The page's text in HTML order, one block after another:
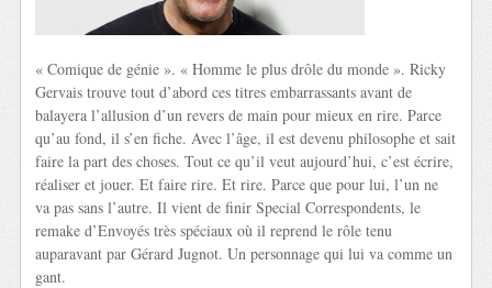
« Comique de génie ». « Homme le plus drôle du monde ». Ricky
Gervais trouve tout d’abord ces titres embarrassants avant de
balayera l’allusion d’un revers de main pour mieux en rire. Parce
qu’au fond, il s’en fiche. Avec l’âge, il est devenu philosophe et sait
faire la part des choses. Tout ce qu’il veut aujourd’hui, c’est écrire,
réaliser et jouer. Et faire rire. Et rire. Parce que pour lui, l’un ne
va pas sans l’autre. Il vient de finir Special Correspondents, le
remake d’Envoyés très spéciaux où il reprend le rôle tenu
auparavant par Gérard Jugnot. Un personnage qui lui va comme un
gant.